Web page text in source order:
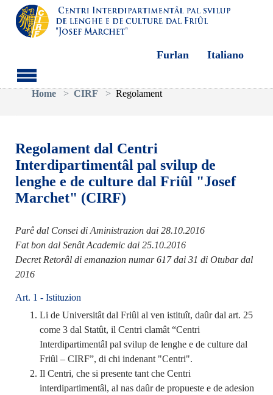
Aller au contenu principal
Furlan Italiano
Vous êtes ici:
Home
CIRF Regolament
Regolament dal Centri
Interdipartimentâl pal svilup de
lenghe e de culture dal Friûl "Josef
Marchet" (CIRF)
Parê dal Consei di Aministrazion dai 28.10.2016
Fat bon dal Senât Academic dai 25.10.2016
Decret Retorâl di emanazion numar 617 dai 31 di Otubar dal
2016
Art. 1 - Istituzion
Li de Universitât dal Friûl al ven istituît, daûr dal art. 25
come 3 dal Statût, il Centri clamât “Centri
Interdipartimentâl pal svilup de lenghe e de culture dal
Friûl – CIRF”, di chi indenant "Centri".
Il Centri, che si presente tant che Centri
interdipartimentâl, al nas daûr de propueste e de adesion